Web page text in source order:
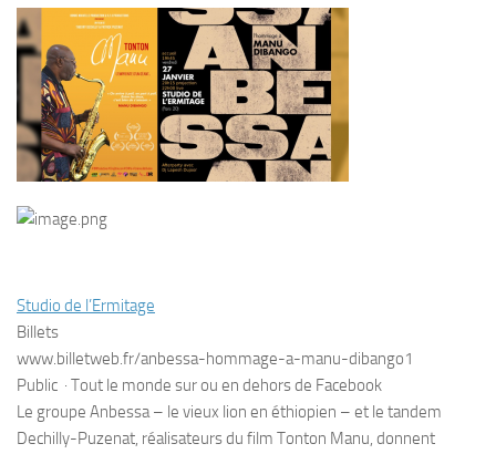
Studio de l’Ermitage
Billets
www.billetweb.fr/anbessa-hommage-a-manu-dibango1
Public · Tout le monde sur ou en dehors de Facebook
Le groupe Anbessa – le vieux lion en éthiopien – et le tandem
Dechilly-Puzenat, réalisateurs du film Tonton Manu, donnent